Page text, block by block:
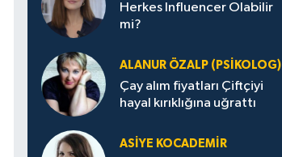
Herkes Influencer Olabilir
mi?
ALANUR ÖZALP (PSIKOLOG)
Çay alım fiyatları Çiftçiyi
hayal kırıklığına uğrattı
ASIYE KOCADEMİR